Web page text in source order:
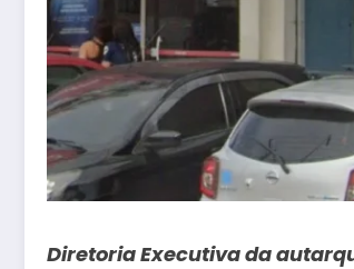
Diretoria Executiva da